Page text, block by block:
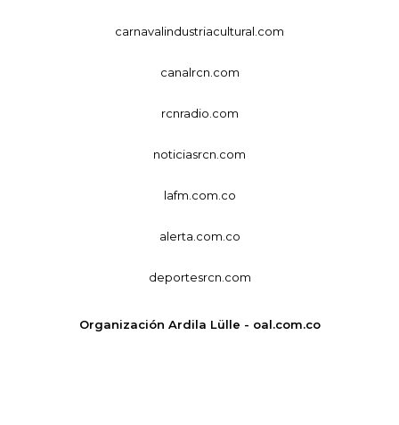
carnavalindustriacultural.com
canalrcn.com
rcnradio.com
noticiasrcn.com
lafm.com.co
alerta.com.co
deportesrcn.com
Organización Ardila Lülle - oal.com.co